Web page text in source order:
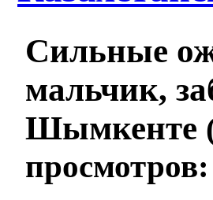
Сильные
мальчик,
Шымкенте